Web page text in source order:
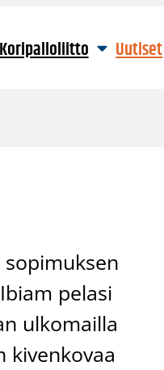
Uutiset
pelasi
ulkomailla
kivenkovaa